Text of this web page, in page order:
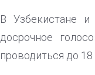
В Узбекистане и
досрочное
проводиться до 18